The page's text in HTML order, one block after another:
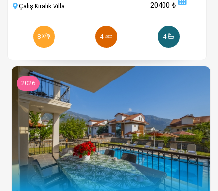
Çalış Kiralık Villa
20400 ₺
8 4 4
2026